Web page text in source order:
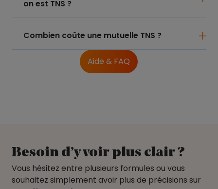
on est TNS ?
Combien coûte une mutuelle TNS ?
Aide & FAQ
Besoin d’y voir plus clair ?
Vous hésitez entre plusieurs formules ou vous
souhaitez simplement avoir plus de précisions sur